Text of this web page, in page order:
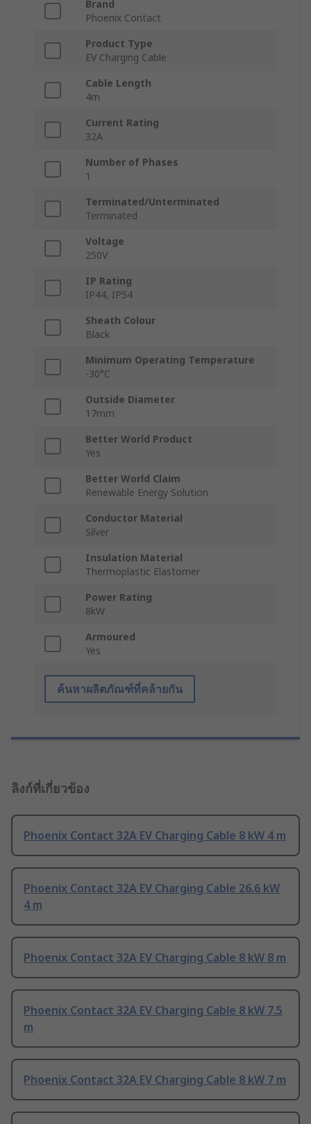
Brand
Phoenix Contact
Product Type
EV Charging Cable
Cable Length
4m
Current Rating
32A
Number of Phases
1
Terminated/Unterminated
Terminated
Voltage
250V
IP Rating
IP44, IP54
Sheath Colour
Black
Minimum Operating Temperature
-30°C
Outside Diameter
17mm
Better World Product
Yes
Better World Claim
Renewable Energy Solution
Conductor Material
Silver
Insulation Material
Thermoplastic Elastomer
Power Rating
8kW
Armoured
Yes
ค้นหาผลิตภัณฑ์ที่คล้ายกัน
ลิงก์ที่เกี่ยวข้อง
Phoenix Contact 32A EV Charging Cable 8 kW 4 m
Phoenix Contact 32A EV Charging Cable 26.6 kW
4 m
Phoenix Contact 32A EV Charging Cable 8 kW 8 m
Phoenix Contact 32A EV Charging Cable 8 kW 7.5
m
Phoenix Contact 32A EV Charging Cable 8 kW 7 m